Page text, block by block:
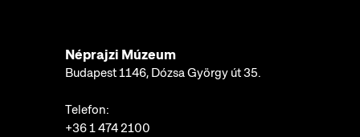
Néprajzi Múzeum
Budapest 1146, Dózsa György út 35.
Telefon:
+36 1 474 2100